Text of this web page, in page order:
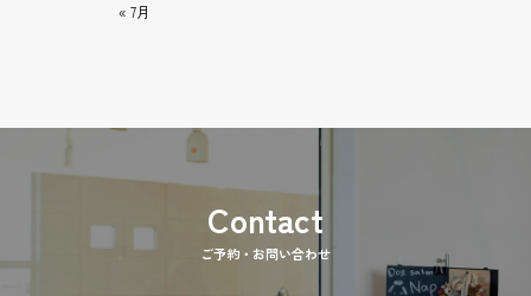
« 7月
ご予約・お問い合わせ